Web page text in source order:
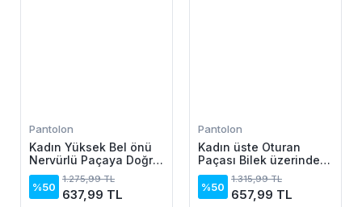
Pantolon
Kadın Yüksek Bel önü
Nervürlü Paçaya Doğru
Geniş Ithal Krep
Pantolon
%50
1.275,99 TL
637,99 TL
Pantolon
Kadın üste Oturan
Paçası Bilek üzerinde
Biten Krep Kumaş
Pantolon 36 (S) - 50
(5XL)
%50
1.315,99 TL
657,99 TL